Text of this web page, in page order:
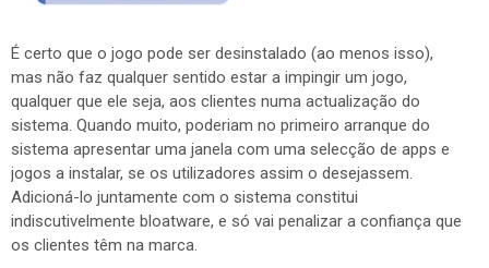
É certo que o jogo pode ser desinstalado (ao menos isso),
mas não faz qualquer sentido estar a impingir um jogo,
qualquer que ele seja, aos clientes numa actualização do
sistema. Quando muito, poderiam no primeiro arranque do
sistema apresentar uma janela com uma selecção de apps e
jogos a instalar, se os utilizadores assim o desejassem.
Adicioná-lo juntamente com o sistema constitui
indiscutivelmente bloatware, e só vai penalizar a confiança que
os clientes têm na marca.